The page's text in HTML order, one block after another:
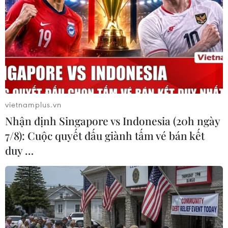
Tuyên Quang: Lễ hội hoa Tam giác
mạch 2026 sẽ khai mạc ngày 6/11 tại
Đồng Văn
04/08/2026 14:13
Đặc sắc lễ hội nghệ thuật dân
gian tại Kyrgyzstan
03/08/2026 05:45
Độc đáo nghi lễ rước Lệnh Ông Sanh
tại Lễ hội Cầu ngư Phan Thiết
02/08/2026 04:44
vietnamplus.vn
Nhận định Singapore vs Indonesia (20h ngày
7/8): Cuộc quyết đấu giành tấm vé bán kết
duy …